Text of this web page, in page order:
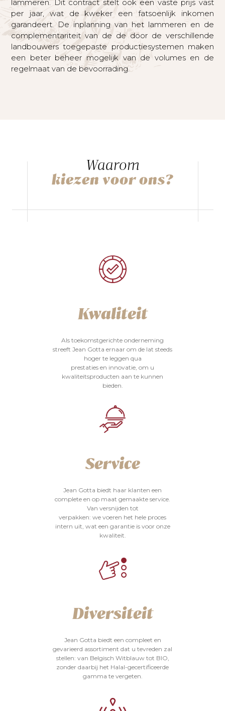
lammeren. Dit contract stelt ook een vaste prijs vast
per jaar, wat de kweker een fatsoenlijk inkomen
garandeert. De inplanning van het lammeren en de
complementariteit van de de door de verschillende
landbouwers toegepaste productiesystemen maken
een beter beheer mogelijk van de volumes en de
regelmaat van de bevoorrading.
Waarom
kiezen voor ons?
Kwaliteit
Als toekomstgerichte onderneming
streeft Jean Gotta ernaar om de lat steeds
hoger te leggen qua
prestaties en innovatie, om u
kwaliteitsproducten aan te kunnen
bieden.
Service
Jean Gotta biedt haar klanten een
complete en op maat gemaakte service.
Van versnijden tot
verpakken: we voeren het hele proces
intern uit, wat een garantie is voor onze
kwaliteit.
Diversiteit
Jean Gotta biedt een compleet en
gevarieerd assortiment dat u tevreden zal
stellen: van Belgisch Witblauw tot BIO,
zonder daarbij het Halal-gecertificeerde
gamma te vergeten.